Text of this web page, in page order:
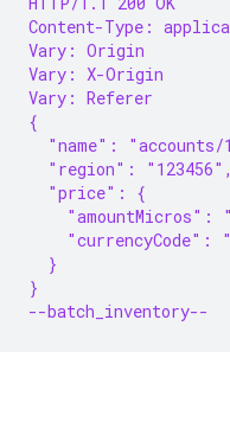
Content-Type:
Vary: Origin
Vary: X-Origin
Vary: Referer
{
"name": "accounts/
  "region": "123456",
  "price": {
"amountMicros":
"currencyCode":
  }
}
--batch_inventory--